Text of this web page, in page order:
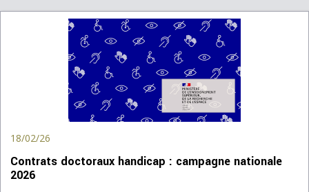
18/02/26
Contrats doctoraux handicap : campagne nationale
2026